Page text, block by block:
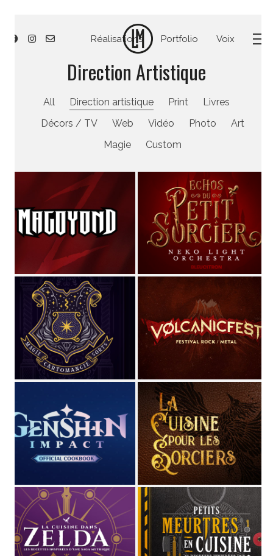
Réalisations Portfolio Voix
Direction Artistique
All Direction artistique Print
Livres
Décors / TV
Web Vidéo Photo
Art
Magie
Custom